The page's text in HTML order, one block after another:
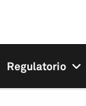
Regulatorio